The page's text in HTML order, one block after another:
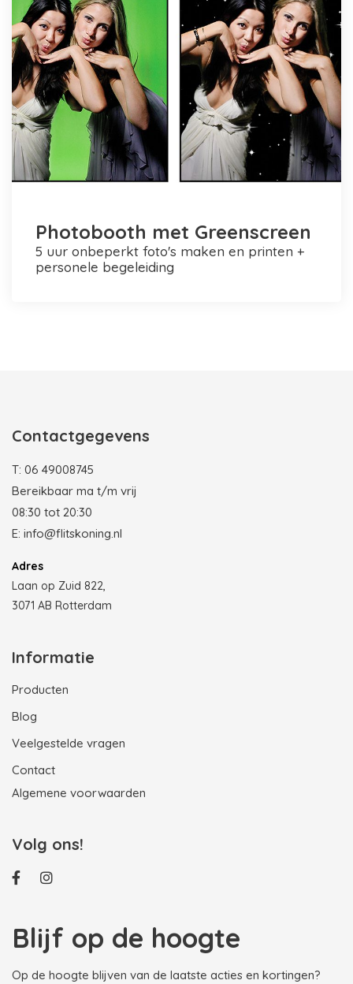
Photobooth met Greenscreen
5 uur onbeperkt foto's maken en printen +
personele begeleiding
Contactgegevens
T: 06 49008745
Bereikbaar ma t/m vrij
08:30 tot 20:30
E: info@flitskoning.nl
Adres
Laan op Zuid 822,
3071 AB Rotterdam
Informatie
Producten
Blog
Veelgestelde vragen
Contact
Algemene voorwaarden
Volg ons!
Blijf op de hoogte
Op de hoogte blijven van de laatste acties en kortingen?